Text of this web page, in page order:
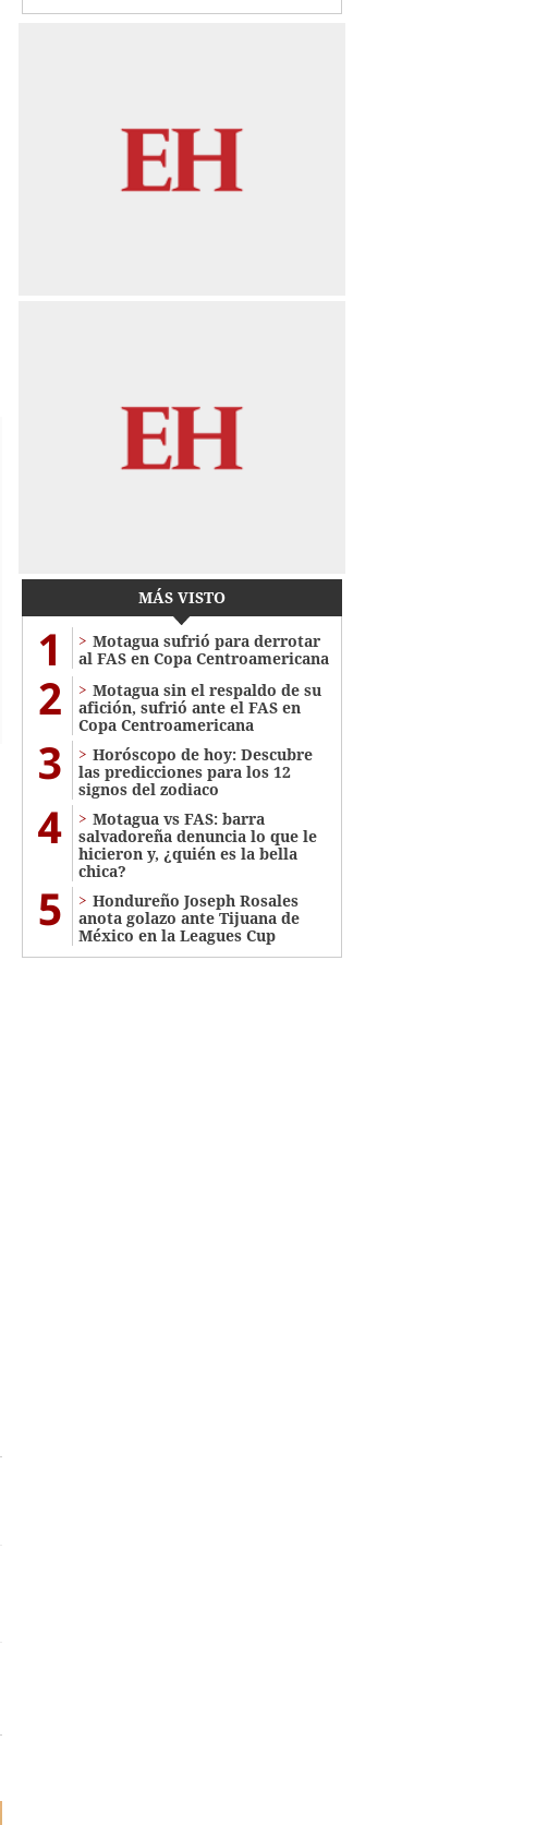
MÁS VISTO
1
Motagua sufrió para derrotar
al FAS en Copa Centroamericana
2
Motagua sin el respaldo de su
afición, sufrió ante el FAS en
Copa Centroamericana
3
Horóscopo de hoy: Descubre
las predicciones para los 12
signos del zodiaco
4
Motagua vs FAS: barra
salvadoreña denuncia lo que le
hicieron y, ¿quién es la bella
chica?
5
Hondureño Joseph Rosales
anota golazo ante Tijuana de
México en la Leagues Cup